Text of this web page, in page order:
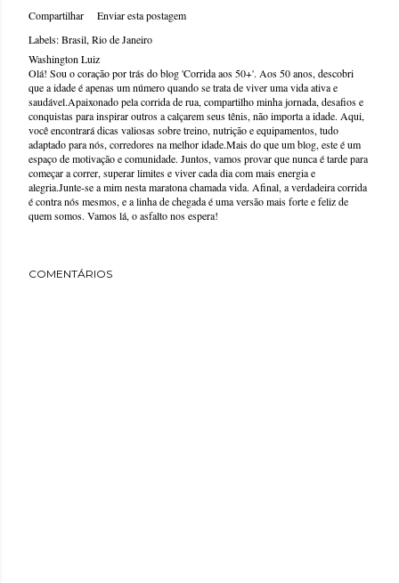
Compartilhar
Enviar esta postagem
Labels:Brasil Rio de Janeiro
Washington Luiz
Olá! Sou o coração por trás do blog 'Corrida aos 50+'. Aos 50 anos, descobri
que a idade é apenas um número quando se trata de viver uma vida ativa e
saudável.Apaixonado pela corrida de rua, compartilho minha jornada, desafios e
conquistas para inspirar outros a calçarem seus tênis, não importa a idade. Aqui,
você encontrará dicas valiosas sobre treino, nutrição e equipamentos, tudo
adaptado para nós, corredores na melhor idade.Mais do que um blog, este é um
espaço de motivação e comunidade. Juntos, vamos provar que nunca é tarde para
começar a correr, superar limites e viver cada dia com mais energia e
alegria.Junte-se a mim nesta maratona chamada vida. Afinal, a verdadeira corrida
é contra nós mesmos, e a linha de chegada é uma versão mais forte e feliz de
quem somos. Vamos lá, o asfalto nos espera!
COMENTÁRIOS